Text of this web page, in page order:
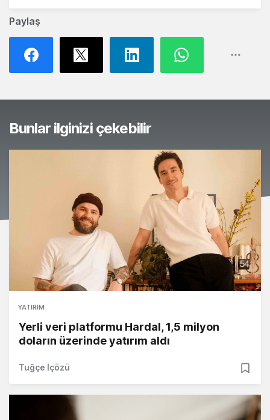
Paylaş
Bunlar ilginizi çekebilir
YATIRIM
Yerli veri platformu Hardal, 1,5 milyon
doların üzerinde yatırım aldı
Tuğçe İçözü